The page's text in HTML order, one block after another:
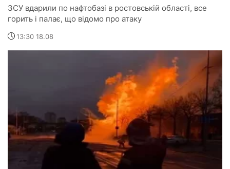
ЗСУ вдарили по нафтобазі в ростовській області, все
горить і палає, що відомо про атаку
13:30 18.08